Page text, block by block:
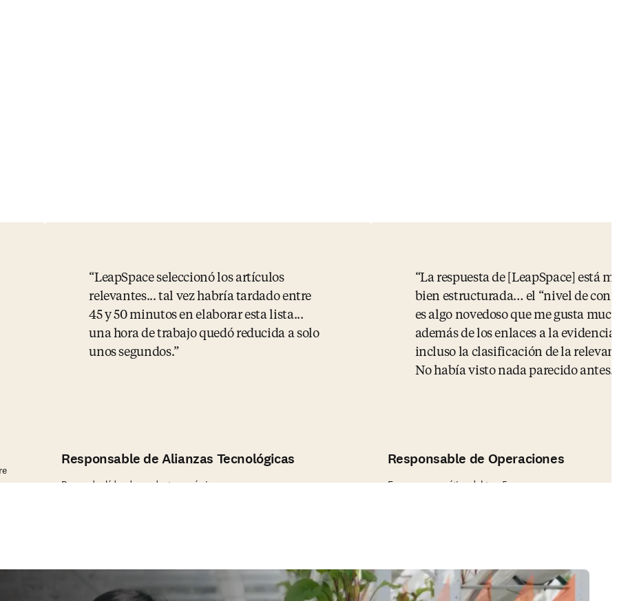
LeapSpace seleccionó los artículos
relevantes... tal vez habría tardado entre
45 y 50 minutos en elaborar esta lista...
una hora de trabajo quedó reducida a solo
unos segundos.
Responsable de Alianzas Tecnológicas
Proveedor líder de productos químicos
La respuesta de [LeapSpace] está
bien estructurada… el “nivel de
es algo novedoso que me gusta
además de los enlaces a la evidencia
incluso la clasificación de la
No había visto nada parecido antes.
Responsable de Operaciones
Empresa energética del top 5